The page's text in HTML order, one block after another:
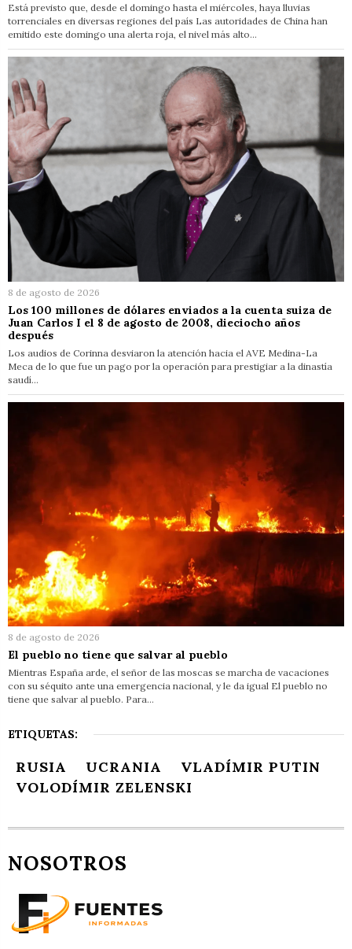
Está previsto que, desde el domingo hasta el miércoles, haya lluvias
torrenciales en diversas regiones del país Las autoridades de China han
emitido este domingo una alerta roja, el nivel más alto…
8 de agosto de 2026
Los 100 millones de dólares enviados a la cuenta suiza de
Juan Carlos I el 8 de agosto de 2008, dieciocho años
después
Los audios de Corinna desviaron la atención hacia el AVE Medina-La
Meca de lo que fue un pago por la operación para prestigiar a la dinastía
saudí…
8 de agosto de 2026
El pueblo no tiene que salvar al pueblo
Mientras España arde, el señor de las moscas se marcha de vacaciones
con su séquito ante una emergencia nacional, y le da igual El pueblo no
tiene que salvar al pueblo. Para…
ETIQUETAS:
RUSIA UCRANIA
VLADÍMIR PUTIN
VOLODÍMIR ZELENSKI
NOSOTROS